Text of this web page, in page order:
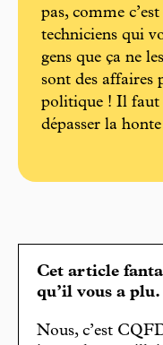
pas, comme
techniciens qui
gens que ça ne
sont des affaires
politique ! Il faut
dépasser la
Cet article
qu’il vous a plu.
Nous, c’est